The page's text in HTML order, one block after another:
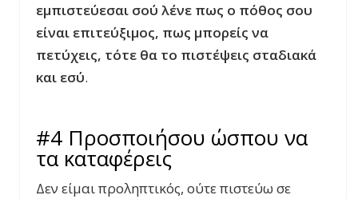
εμπιστεύεσαι σού λένε πως ο πόθος σου
είναι επιτεύξιμος, πως μπορείς να
πετύχεις, τότε θα το πιστέψεις σταδιακά
και εσύ.
#4 Προσποιήσου ώσπου να
τα καταφέρεις
Δεν είμαι προληπτικός, ούτε πιστεύω σε